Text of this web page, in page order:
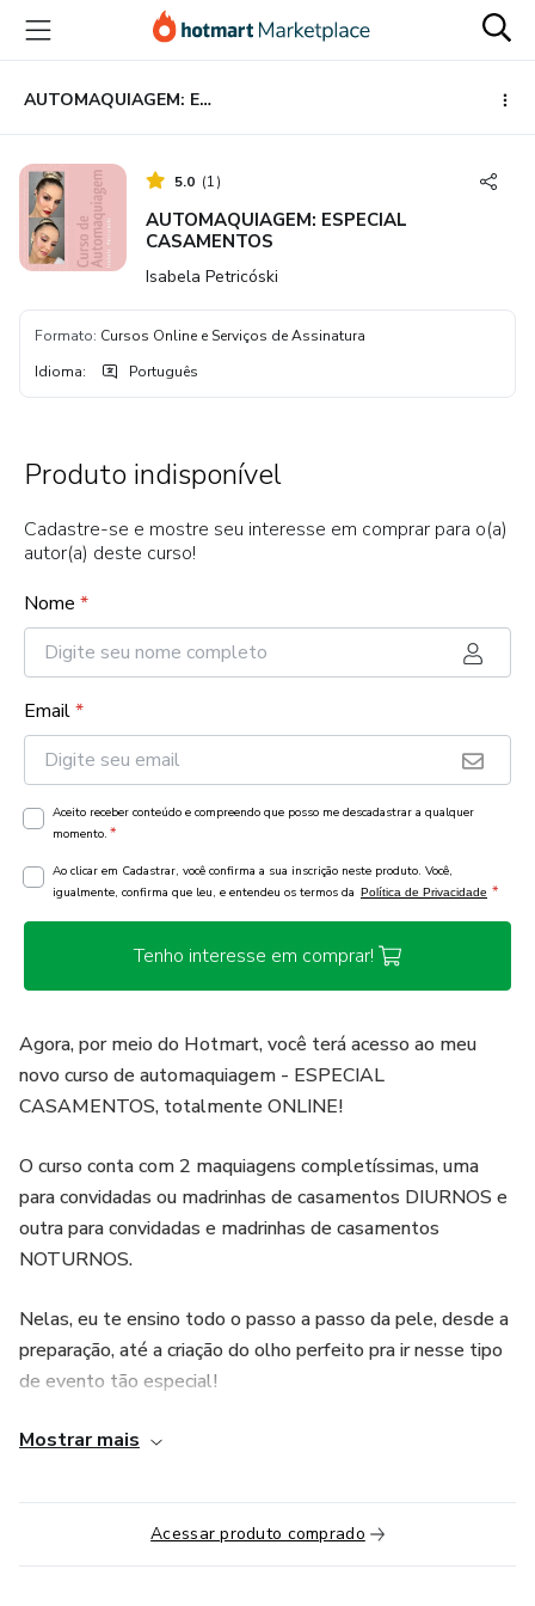
para
conteúdo
principal
para
pagamento
para
rodapé
AUTOMAQUIAGEM: ESPECIAL CASAMENTOS
5.0 (1)
AUTOMAQUIAGEM: ESPECIAL
CASAMENTOS
Isabela Petricóski
Formato: Cursos Online e Serviços de Assinatura
Idioma: Português
Produto indisponível
Cadastre-se e mostre seu interesse em comprar para o(a)
autor(a) deste curso!
Nome *
Email*
Aceito receber conteúdo e compreendo que posso me descadastrar a qualquer
momento. *
Ao clicar em Cadastrar, você confirma a sua inscrição neste produto. Você,
igualmente, confirma que leu, e entendeu os termos da Política de Privacidade *
Tenho interesse em comprar!
Agora, por meio do Hotmart, você terá acesso ao meu
novo curso de automaquiagem - ESPECIAL
CASAMENTOS, totalmente ONLINE!
O curso conta com 2 maquiagens completíssimas, uma
para convidadas ou madrinhas de casamentos DIURNOS e
outra para convidadas e madrinhas de casamentos
NOTURNOS.
Nelas, eu te ensino todo o passo a passo da pele, desde a
preparação, até a criação do olho perfeito pra ir nesse tipo
de evento tão especial!
Além disso, você tem acesso ao PDF com os produtos
viu?!)
Tenho certeza que você vai aprender muito comigo! Chega
Mostrar mais
Acessar produto comprado